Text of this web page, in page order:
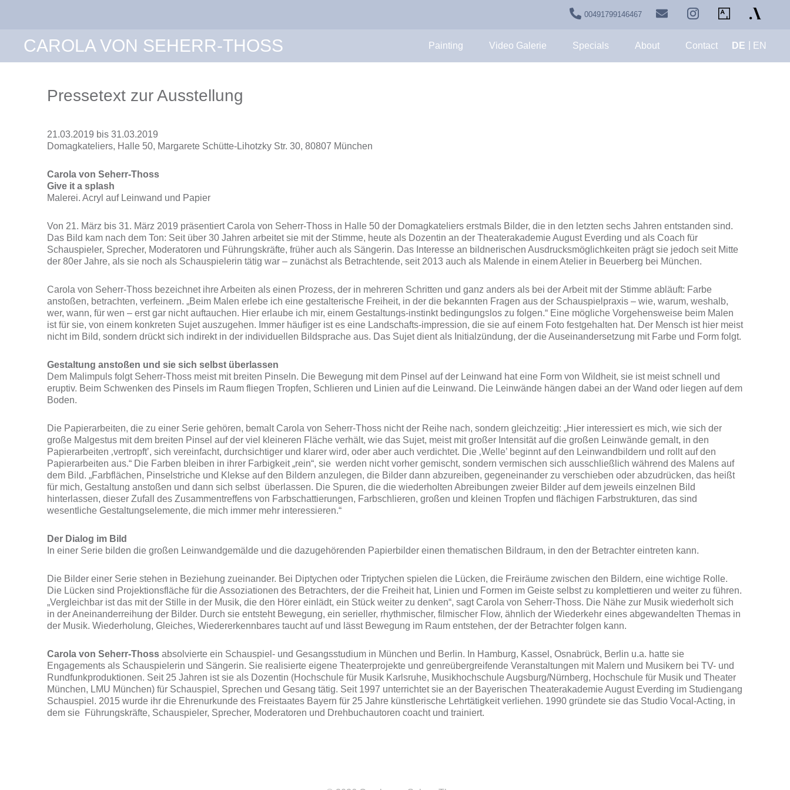
00491799146467
CAROLA VON SEHERR-THOSS Painting Video Galerie Specials About Contact DE EN
Pressetext zur Ausstellung
21.03.2019 bis 31.03.2019
Domagkateliers, Halle 50, Margarete Schütte-Lihotzky Str. 30, 80807 München
Carola von Seherr-Thoss
Give it a splash
Malerei. Acryl auf Leinwand und Papier
Von 21. März bis 31. März 2019 präsentiert Carola von Seherr-Thoss in Halle 50 der Domagkateliers erstmals Bilder, die in den letzten sechs Jahren entstanden sind.
Das Bild kam nach dem Ton: Seit über 30 Jahren arbeitet sie mit der Stimme, heute als Dozentin an der Theaterakademie August Everding und als Coach für
Schauspieler, Sprecher, Moderatoren und Führungskräfte, früher auch als Sängerin. Das Interesse an bildnerischen Ausdrucksmöglichkeiten prägt sie jedoch seit Mitte
der 80er Jahre, als sie noch als Schauspielerin tätig war – zunächst als Betrachtende, seit 2013 auch als Malende in einem Atelier in Beuerberg bei München.
Carola von Seherr-Thoss bezeichnet ihre Arbeiten als einen Prozess, der in mehreren Schritten und ganz anders als bei der Arbeit mit der Stimme abläuft: Farbe
anstoßen, betrachten, verfeinern. „Beim Malen erlebe ich eine gestalterische Freiheit, in der die bekannten Fragen aus der Schauspielpraxis – wie, warum, weshalb,
wer, wann, für wen – erst gar nicht auftauchen. Hier erlaube ich mir, einem Gestaltungs-instinkt bedingungslos zu folgen.“ Eine mögliche Vorgehensweise beim Malen
ist für sie, von einem konkreten Sujet auszugehen. Immer häufiger ist es eine Landschafts-impression, die sie auf einem Foto festgehalten hat. Der Mensch ist hier meist
nicht im Bild, sondern drückt sich indirekt in der individuellen Bildsprache aus. Das Sujet dient als Initialzündung, der die Auseinandersetzung mit Farbe und Form folgt.
Gestaltung anstoßen und sie sich selbst überlassen
Dem Malimpuls folgt Seherr-Thoss meist mit breiten Pinseln. Die Bewegung mit dem Pinsel auf der Leinwand hat eine Form von Wildheit, sie ist meist schnell und
eruptiv. Beim Schwenken des Pinsels im Raum fliegen Tropfen, Schlieren und Linien auf die Leinwand. Die Leinwände hängen dabei an der Wand oder liegen auf dem
Boden.
Die Papierarbeiten, die zu einer Serie gehören, bemalt Carola von Seherr-Thoss nicht der Reihe nach, sondern gleichzeitig: „Hier interessiert es mich, wie sich der
große Malgestus mit dem breiten Pinsel auf der viel kleineren Fläche verhält, wie das Sujet, meist mit großer Intensität auf die großen Leinwände gemalt, in den
Papierarbeiten ‚vertropft’, sich vereinfacht, durchsichtiger und klarer wird, oder aber auch verdichtet. Die ‚Welle’ beginnt auf den Leinwandbildern und rollt auf den
Papierarbeiten aus.“ Die Farben bleiben in ihrer Farbigkeit „rein“, sie werden nicht vorher gemischt, sondern vermischen sich ausschließlich während des Malens auf
dem Bild. „Farbflächen, Pinselstriche und Klekse auf den Bildern anzulegen, die Bilder dann abzureiben, gegeneinander zu verschieben oder abzudrücken, das heißt
für mich, Gestaltung anstoßen und dann sich selbst überlassen. Die Spuren, die die wiederholten Abreibungen zweier Bilder auf dem jeweils einzelnen Bild
hinterlassen, dieser Zufall des Zusammentreffens von Farbschattierungen, Farbschlieren, großen und kleinen Tropfen und flächigen Farbstrukturen, das sind
wesentliche Gestaltungselemente, die mich immer mehr interessieren.“
Der Dialog im Bild
In einer Serie bilden die großen Leinwandgemälde und die dazugehörenden Papierbilder einen thematischen Bildraum, in den der Betrachter eintreten kann.
Die Bilder einer Serie stehen in Beziehung zueinander. Bei Diptychen oder Triptychen spielen die Lücken, die Freiräume zwischen den Bildern, eine wichtige Rolle.
Die Lücken sind Projektionsfläche für die Assoziationen des Betrachters, der die Freiheit hat, Linien und Formen im Geiste selbst zu komplettieren und weiter zu führen.
„Vergleichbar ist das mit der Stille in der Musik, die den Hörer einlädt, ein Stück weiter zu denken“, sagt Carola von Seherr-Thoss. Die Nähe zur Musik wiederholt sich
in der Aneinanderreihung der Bilder. Durch sie entsteht Bewegung, ein serieller, rhythmischer, filmischer Flow, ähnlich der Wiederkehr eines abgewandelten Themas in
der Musik. Wiederholung, Gleiches, Wiedererkennbares taucht auf und lässt Bewegung im Raum entstehen, der der Betrachter folgen kann.
Carola von Seherr-Thoss absolvierte ein Schauspiel- und Gesangsstudium in München und Berlin. In Hamburg, Kassel, Osnabrück, Berlin u.a. hatte sie
Engagements als Schauspielerin und Sängerin. Sie realisierte eigene Theaterprojekte und genreübergreifende Veranstaltungen mit Malern und Musikern bei TV- und
Rundfunkproduktionen. Seit 25 Jahren ist sie als Dozentin (Hochschule für Musik Karlsruhe, Musikhochschule Augsburg/Nürnberg, Hochschule für Musik und Theater
München, LMU München) für Schauspiel, Sprechen und Gesang tätig. Seit 1997 unterrichtet sie an der Bayerischen Theaterakademie August Everding im Studiengang
Schauspiel. 2015 wurde ihr die Ehrenurkunde des Freistaates Bayern für 25 Jahre künstlerische Lehrtätigkeit verliehen. 1990 gründete sie das Studio Vocal-Acting, in
dem sie Führungskräfte, Schauspieler, Sprecher, Moderatoren und Drehbuchautoren coacht und trainiert.